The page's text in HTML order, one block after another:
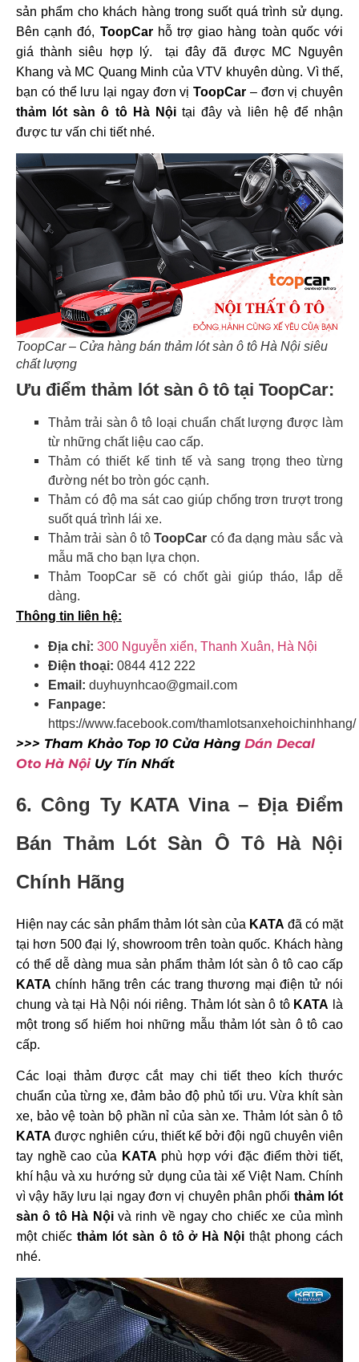
sản phẩm cho khách hàng trong suốt quá trình sử dụng.
Bên cạnh đó, ToopCarhỗ trợ giao hàng toàn quốc với
giá thành siêu hợp lý.
tại đây đã được MC Nguyên
Khang và MC Quang Minh của VTV khuyên dùng. Vì thế,
bạn có thể lưu lại ngay đơn vị ToopCar – đơn vị chuyên
thảm lót sàn ô tô Hà Nộitại đây và liên hệ để nhận
được tư vấn chi tiết nhé.
ToopCar – Cửa hàng bán thảm lót sàn ô tô Hà Nội siêu
chất lượng
Ưu điểm thảm lót sàn ô tô tại ToopCar:
Thảm trải sàn ô tô loại chuẩn chất lượng được làm
từ những chất liệu cao cấp.
Thảm có thiết kế tinh tế và sang trọng theo từng
đường nét bo tròn góc cạnh.
Thảm có độ ma sát cao giúp chống trơn trượt trong
suốt quá trình lái xe.
Thảm trải sàn ô tôToopCar có đa dạng màu sắc và
mẫu mã cho bạn lựa chọn.
Thảm ToopCar sẽ có chốt gài giúp tháo, lắp dễ
dàng.
Thông tin liên hệ:
Địa chỉ: 300 Nguyễn xiển, Thanh Xuân, Hà Nội
Điện thoại: 0844 412 222
Email: duyhuynhcao@gmail.com
Fanpage:
https://www.facebook.com/thamlotsanxehoichinhhang/
>>> Tham Khảo Top 10 Cửa Hàng Dán Decal
Oto Hà NộiUy Tín Nhất
6. Công Ty KATA Vina – Địa Điểm
Bán Thảm Lót Sàn Ô Tô Hà Nội
Chính Hãng
Hiện nay các sản phẩm thảm lót sàn của KATA đã có mặt
tại hơn 500 đại lý, showroom trên toàn quốc. Khách hàng
có thể dễ dàng mua sản phẩm thảm lót sàn ô tô cao cấp
KATA chính hãng trên các trang thương mại điện tử nói
chung và tại Hà Nội nói riêng. Thảm lót sàn ô tô KATA là
một trong số hiếm hoi những mẫu thảm lót sàn ô tô cao
cấp.
Các loại thảm được cắt may chi tiết theo kích thước
chuẩn của từng xe, đảm bảo độ phủ tối ưu. Vừa khít sàn
xe, bảo vệ toàn bộ phần nỉ của sàn xe. Thảm lót sàn ô tô
KATA được nghiên cứu, thiết kế bởi đội ngũ chuyên viên
tay nghề cao của KATA phù hợp với đặc điểm thời tiết,
khí hậu và xu hướng sử dụng của tài xế Việt Nam. Chính
vì vậy hãy lưu lại ngay đơn vị chuyên phân phối thảm lót
sàn ô tô Hà Nộivà rinh về ngay cho chiếc xe của mình
một chiếc thảm lót sàn ô tô ở Hà Nội thật phong cách
nhé.